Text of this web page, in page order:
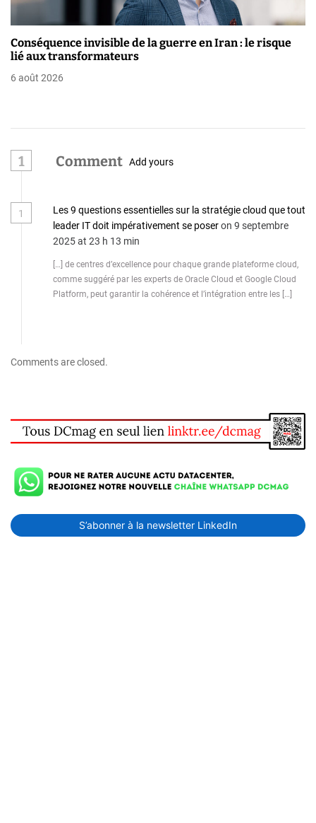
Conséquence invisible de la guerre en Iran : le risque
lié aux transformateurs
6 août 2026
1 Comment Add yours
1
Les 9 questions essentielles sur la stratégie cloud que tout
leader IT doit impérativement se poseron 9 septembre
2025 at 23 h 13 min
[…] de centres d’excellence pour chaque grande plateforme cloud,
comme suggéré par les experts de Oracle Cloud et Google Cloud
Platform, peut garantir la cohérence et l’intégration entre les […]
Comments are closed.
S’abonner à la newsletter LinkedIn